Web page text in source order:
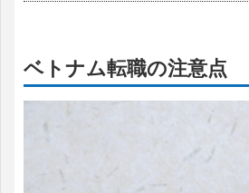
ベトナム転職の注意点